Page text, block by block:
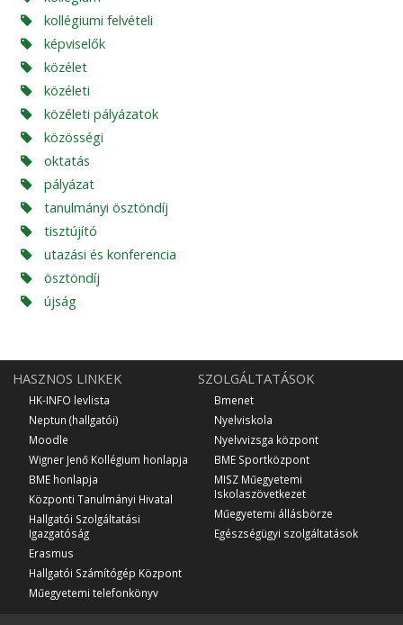
kollégiumi felvételi
képviselők
közélet
közéleti
közéleti pályázatok
közösségi
oktatás
pályázat
tanulmányi ösztöndíj
tisztújító
utazási és konferencia
ösztöndíj
újság
HASZNOS LINKEK
HK-INFO levlista
Neptun (hallgatói)
Moodle
Wigner Jenő Kollégium honlapja
BME honlapja
Központi Tanulmányi Hivatal
Hallgatói Szolgáltatási
Igazgatóság
Erasmus
Hallgatói Számítógép Központ
Műegyetemi telefonkönyv
SZOLGÁLTATÁSOK
Bmenet
Nyelviskola
Nyelvvizsga központ
BME Sportközpont
MISZ Műegyetemi
Iskolaszövetkezet
Műegyetemi állásbörze
Egészségügyi szolgáltatások